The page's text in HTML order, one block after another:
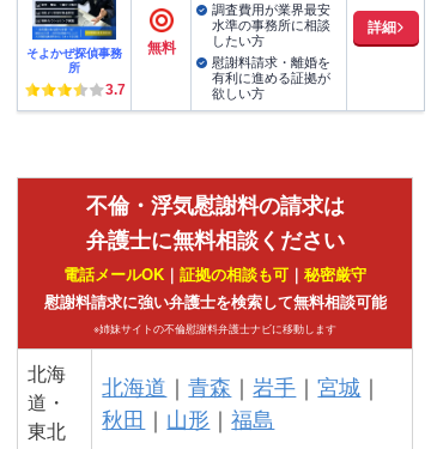
そよかぜ探偵事務
所
3.7
無料
調査費用が業界最安
水準の事務所に相談
したい方
慰謝料請求・離婚を
有利に進める証拠が
欲しい方
詳細
不倫・浮気慰謝料の請求は
弁護士に無料相談ください
電話メールOK ｜証拠の相談も可 ｜秘密厳守
慰謝料請求に強い弁護士を検索して無料相談可能
※姉妹サイトの不倫慰謝料弁護士ナビに移動します
北海
道・
東北
北海道 ｜青森 ｜岩手 ｜宮城 ｜
秋田 ｜ 山形 ｜福島